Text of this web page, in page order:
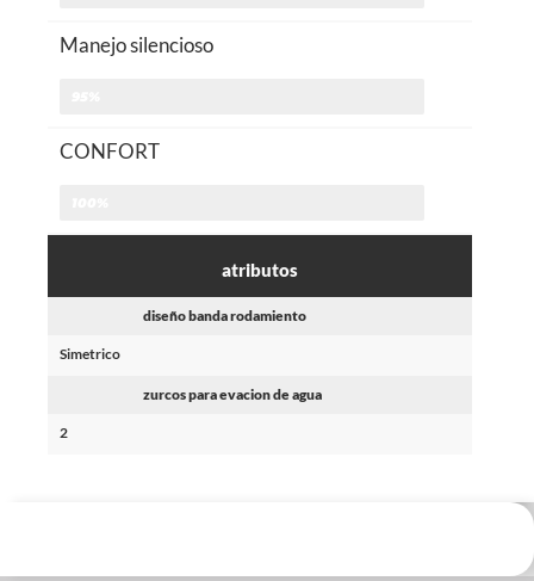
Manejo silencioso
CONFORT
atributos
diseño banda rodamiento
Simetrico
zurcos para evacion de agua
2